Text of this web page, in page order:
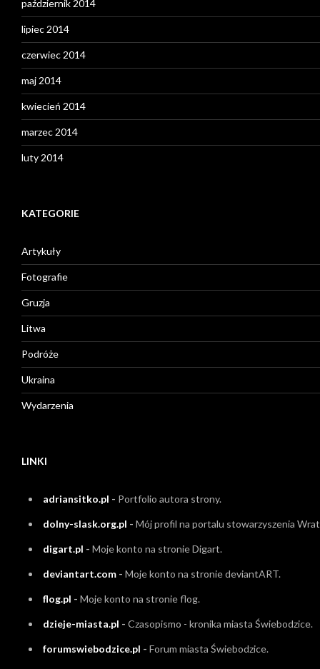
październik 2014
lipiec 2014
czerwiec 2014
maj 2014
kwiecień 2014
marzec 2014
luty 2014
KATEGORIE
Artykuły
Fotografie
Gruzja
Litwa
Podróże
Ukraina
Wydarzenia
LINKI
adriansitko.pl - Portfolio autora strony.
dolny-slask.org.pl - Mój profil na portalu stowarzyszenia
digart.pl - Moje konto na stronie Digart.
deviantart.com - Moje konto na stronie deviantART.
flog.pl - Moje konto na stronie flog.
dzieje-miasta.pl - Czasopismo - kronika miasta Świebodzice.
forumswiebodzice.pl - Forum miasta Świebodzice.